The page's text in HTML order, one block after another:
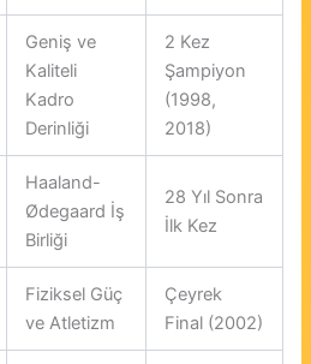
Geniş ve
Kaliteli
Kadro
Derinliği
2 Kez
Şampiyon
(1998,
2018)
Haaland-
Ødegaard İş
Birliği
28 Yıl Sonra
İlk Kez
Fiziksel Güç
ve Atletizm
Çeyrek
Final (2002)